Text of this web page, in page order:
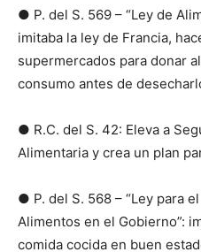
● P. del S. 569 – “Ley de
imitaba la ley de Francia,
supermercados para donar
consumo antes de
● R.C. del S. 42: Eleva a
Alimentaria y crea un plan
● P. del S. 568 – “Ley para
Alimentos en el Gobierno”:
comida cocida en buen